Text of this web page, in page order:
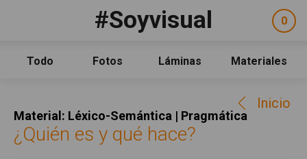
#Soyvisual
Todo
Fotos Láminas Materiales
0
Material: Léxico-Semántica | Pragmática
Inicio
¿Quién es y qué hace?
FacebookYouTubeTwitter
Qué es #Soyvisual
Guía de uso
Contacto